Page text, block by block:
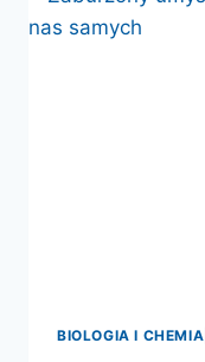
BIOLOGIA I CHEMIA